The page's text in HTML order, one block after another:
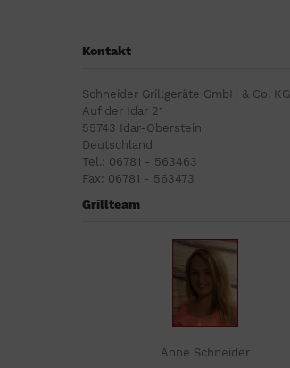
Kontakt
Schneider Grillgeräte GmbH & Co. KG
Auf der Idar 21
55743 Idar-Oberstein
Deutschland
Tel.: 06781 - 563463
Fax: 06781 - 563473
Grillteam
Anne Schneider